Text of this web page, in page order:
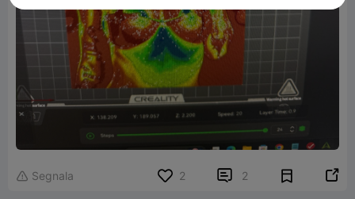
 Segnala 2  2 